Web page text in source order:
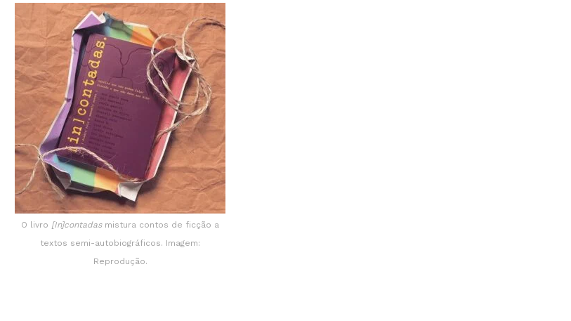
O livro [In]contadasmistura contos de ficção a
textos semi-autobiográficos. Imagem:
Reprodução.